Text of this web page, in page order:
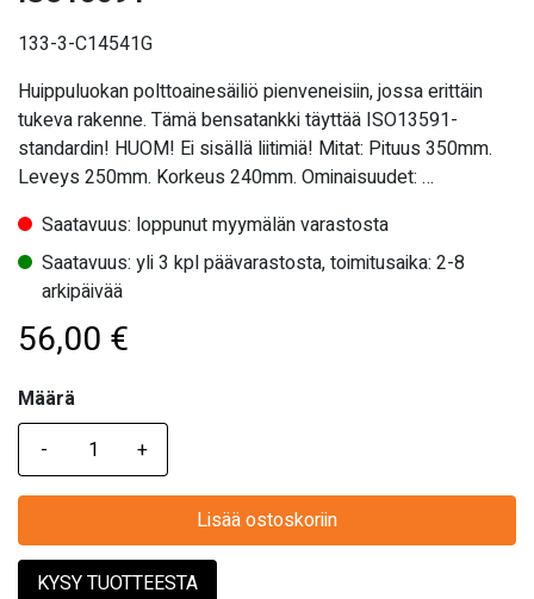
133-3-C14541G
Huippuluokan polttoainesäiliö pienveneisiin, jossa erittäin
tukeva rakenne. Tämä bensatankki täyttää ISO13591-
standardin! HUOM! Ei sisällä liitimiä! Mitat: Pituus 350mm.
Leveys 250mm. Korkeus 240mm. Ominaisuudet: …
Saatavuus: loppunut myymälän varastosta
Saatavuus: yli 3 kpl päävarastosta, toimitusaika: 2-8
arkipäivää
56,00 €
Määrä
Määrä
Lisää ostoskoriin
KYSY TUOTTEESTA